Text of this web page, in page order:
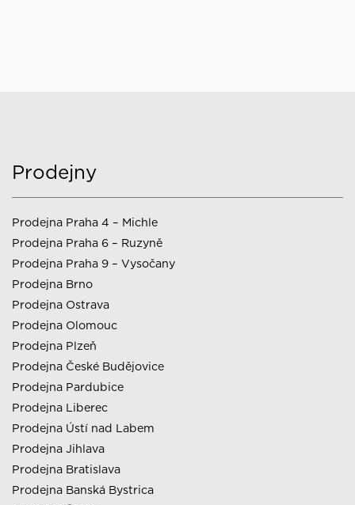
Prodejny
Prodejna Praha 4 – Michle
Prodejna Praha 6 – Ruzyně
Prodejna Praha 9 – Vysočany
Prodejna Brno
Prodejna Ostrava
Prodejna Olomouc
Prodejna Plzeň
Prodejna České Budějovice
Prodejna Pardubice
Prodejna Liberec
Prodejna Ústí nad Labem
Prodejna Jihlava
Prodejna Bratislava
Prodejna Banská Bystrica